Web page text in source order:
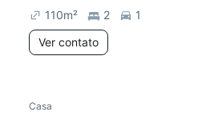
110m² 2
1
Ver contato
Casa